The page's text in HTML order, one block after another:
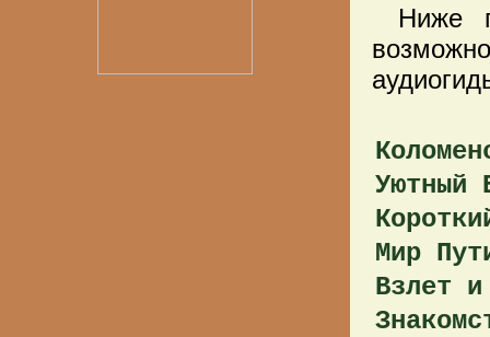
Ниже
Уютный
Мир
Взлет и